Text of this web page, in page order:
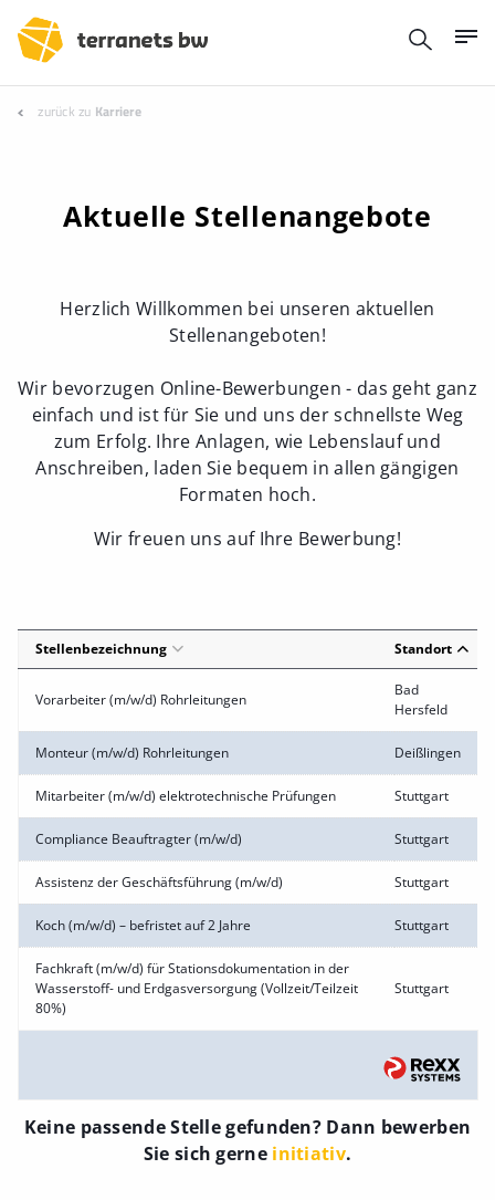
zurück zu Karriere
Aktuelle Stellenangebote
Herzlich Willkommen bei unseren aktuellen
Stellenangeboten!
Wir bevorzugen Online-Bewerbungen - das geht ganz
einfach und ist für Sie und uns der schnellste Weg
zum Erfolg. Ihre Anlagen, wie Lebenslauf und
Anschreiben, laden Sie bequem in allen gängigen
Formaten hoch.
Wir freuen uns auf Ihre Bewerbung!
Stellenbezeichnung Standort
Vorarbeiter (m/w/d) Rohrleitungen
Bad
Hersfeld
Monteur (m/w/d) Rohrleitungen Deißlingen
Mitarbeiter (m/w/d) elektrotechnische Prüfungen Stuttgart
Compliance Beauftragter (m/w/d) Stuttgart
Assistenz der Geschäftsführung (m/w/d) Stuttgart
Koch (m/w/d) – befristet auf 2 Jahre Stuttgart
Fachkraft (m/w/d) für Stationsdokumentation in der
Wasserstoff- und Erdgasversorgung (Vollzeit/Teilzeit
80%)
Stuttgart
Keine passende Stelle gefunden? Dann bewerben
Sie sich gerne initiativ.